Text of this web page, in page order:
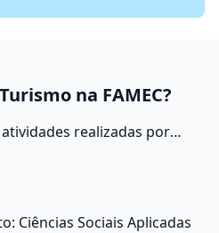
na FAMEC?
realizadas por
com fins de lazer,
pessoais.
Ciências Sociais Aplicadas